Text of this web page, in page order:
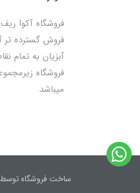
فروشگاه آکوا
فروش گسترده تر
فروشگاه
میباشد.
ساخت فروشگاه توسط